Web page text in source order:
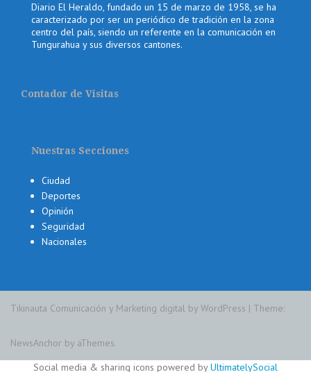
Diario El Heraldo, fundado un 15 de marzo de 1958, se ha
caracterizado por ser un periódico de tradición en la zona
centro del país, siendo un referente en la comunicación en
Tungurahua y sus diversos cantones.
Contador de Visitas
Nuestras Secciones
Ciudad
Deportes
Opinión
Seguridad
Nacionales
Tikinauta Comunicación y Marketing digital by WordPress | Theme:
NewsAnchor by aThemes.
Social media & sharing icons powered byUltimatelySocial